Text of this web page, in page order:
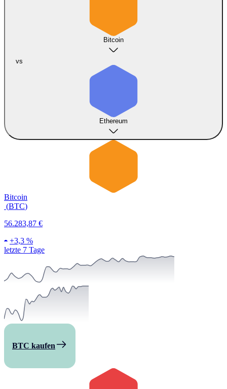
Bitcoin
vs
Ethereum
Bitcoin
(BTC)
56.283,87 €
+3,3 %
letzte 7 Tage
BTC kaufen